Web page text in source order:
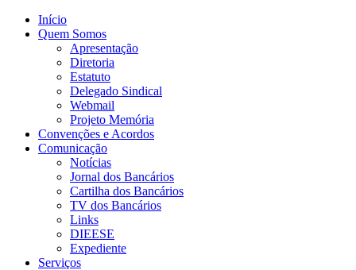
Início
Quem Somos
Apresentação
Diretoria
Estatuto
Delegado Sindical
Webmail
Projeto Memória
Convenções e Acordos
Comunicação
Notícias
Jornal dos Bancários
Cartilha dos Bancários
TV dos Bancários
Links
DIEESE
Expediente
Serviços